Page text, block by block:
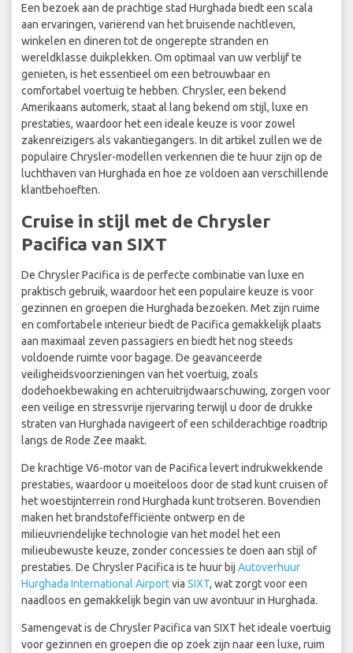
Een bezoek aan de prachtige stad Hurghada biedt een scala
aan ervaringen, variërend van het bruisende nachtleven,
winkelen en dineren tot de ongerepte stranden en
wereldklasse duikplekken. Om optimaal van uw verblijf te
genieten, is het essentieel om een betrouwbaar en
comfortabel voertuig te hebben. Chrysler, een bekend
Amerikaans automerk, staat al lang bekend om stijl, luxe en
prestaties, waardoor het een ideale keuze is voor zowel
zakenreizigers als vakantiegangers. In dit artikel zullen we de
populaire Chrysler-modellen verkennen die te huur zijn op de
luchthaven van Hurghada en hoe ze voldoen aan verschillende
klantbehoeften.
Cruise in stijl met de Chrysler
Pacifica van SIXT
De Chrysler Pacifica is de perfecte combinatie van luxe en
praktisch gebruik, waardoor het een populaire keuze is voor
gezinnen en groepen die Hurghada bezoeken. Met zijn ruime
en comfortabele interieur biedt de Pacifica gemakkelijk plaats
aan maximaal zeven passagiers en biedt het nog steeds
voldoende ruimte voor bagage. De geavanceerde
veiligheidsvoorzieningen van het voertuig, zoals
dodehoekbewaking en achteruitrijdwaarschuwing, zorgen voor
een veilige en stressvrije rijervaring terwijl u door de drukke
straten van Hurghada navigeert of een schilderachtige roadtrip
langs de Rode Zee maakt.
De krachtige V6-motor van de Pacifica levert indrukwekkende
prestaties, waardoor u moeiteloos door de stad kunt cruisen of
het woestijnterrein rond Hurghada kunt trotseren. Bovendien
maken het brandstofefficiënte ontwerp en de
milieuvriendelijke technologie van het model het een
milieubewuste keuze, zonder concessies te doen aan stijl of
prestaties. De Chrysler Pacifica is te huur bij Autoverhuur
Hurghada International Airportvia SIXT, wat zorgt voor een
naadloos en gemakkelijk begin van uw avontuur in Hurghada.
Samengevat is de Chrysler Pacifica van SIXT het ideale voertuig
voor gezinnen en groepen die op zoek zijn naar een luxe, ruim